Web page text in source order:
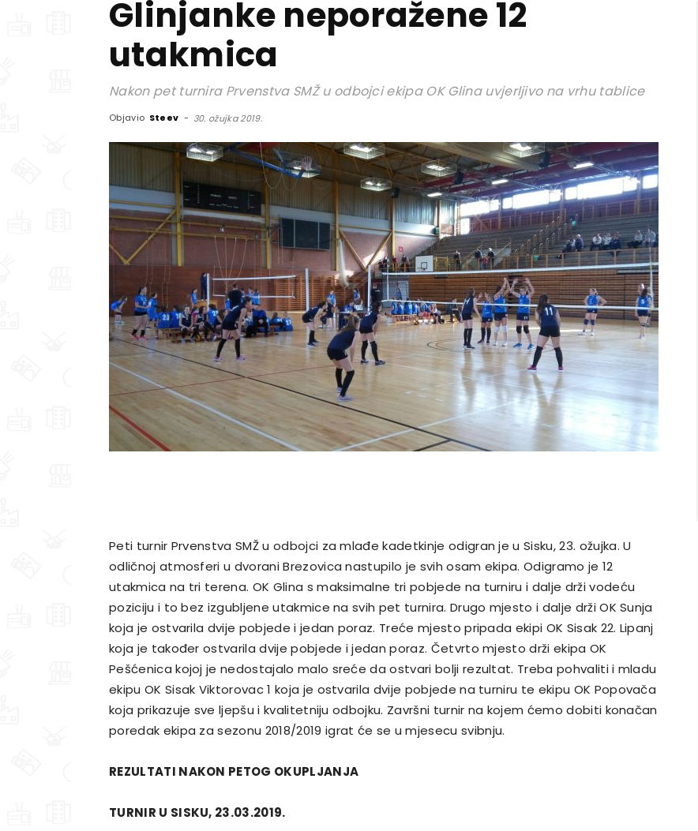
Glinjanke neporažene 12
utakmica
Nakon pet turnira Prvenstva SMŽ u odbojci ekipa OK Glina uvjerljivo na vrhu tablice
Objavio Steev - 30. ožujka 2019.
Peti turnir Prvenstva SMŽ u odbojci za mlađe kadetkinje odigran je u Sisku, 23. ožujka. U
odličnoj atmosferi u dvorani Brezovica nastupilo je svih osam ekipa. Odigramo je 12
utakmica na tri terena. OK Glina s maksimalne tri pobjede na turniru i dalje drži vodeću
poziciju i to bez izgubljene utakmice na svih pet turnira. Drugo mjesto i dalje drži OK Sunja
koja je ostvarila dvije pobjede i jedan poraz. Treće mjesto pripada ekipi OK Sisak 22. Lipanj
koja je također ostvarila dvije pobjede i jedan poraz. Četvrto mjesto drži ekipa OK
Pešćenica kojoj je nedostajalo malo sreće da ostvari bolji rezultat. Treba pohvaliti i mladu
ekipu OK Sisak Viktorovac 1 koja je ostvarila dvije pobjede na turniru te ekipu OK Popovača
koja prikazuje sve ljepšu i kvalitetniju odbojku. Završni turnir na kojem ćemo dobiti konačan
poredak ekipa za sezonu 2018/2019 igrat će se u mjesecu svibnju.
REZULTATI NAKON PETOG OKUPLJANJA
TURNIR U SISKU, 23.03.2019.